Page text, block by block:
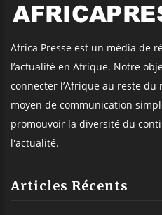
Africa Presse est un média de
l’actualité en Afrique. Notre
connecter l’Afrique au reste du
moyen de communication
promouvoir la diversité du
l'actualité.
Articles Récents